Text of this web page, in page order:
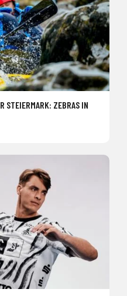
STEIERMARK: ZEBRAS IN